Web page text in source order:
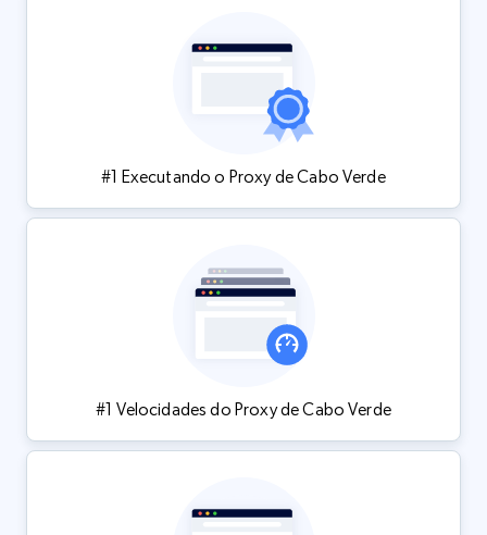
#1 Executando o Proxy de Cabo Verde
#1 Velocidades do Proxy de Cabo Verde